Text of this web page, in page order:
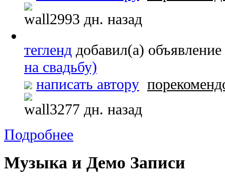
2993 дн. назад
тегленд добавил(а) объявление
на свадьбу)
написать автору
3277 дн. назад
Подробнее
Музыка и Демо Записи